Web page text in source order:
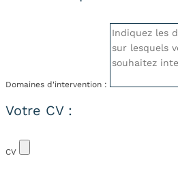
Domaines d'intervention :
Votre CV :
CV